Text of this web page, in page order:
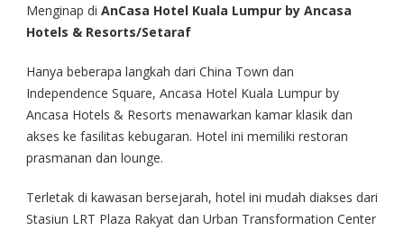
Menginap di AnCasa Hotel Kuala Lumpur by Ancasa
Hotels & Resorts/Setaraf
Hanya beberapa langkah dari China Town dan
Independence Square, Ancasa Hotel Kuala Lumpur by
Ancasa Hotels & Resorts menawarkan kamar klasik dan
akses ke fasilitas kebugaran. Hotel ini memiliki restoran
prasmanan dan lounge.
Terletak di kawasan bersejarah, hotel ini mudah diakses dari
Stasiun LRT Plaza Rakyat dan Urban Transformation Center